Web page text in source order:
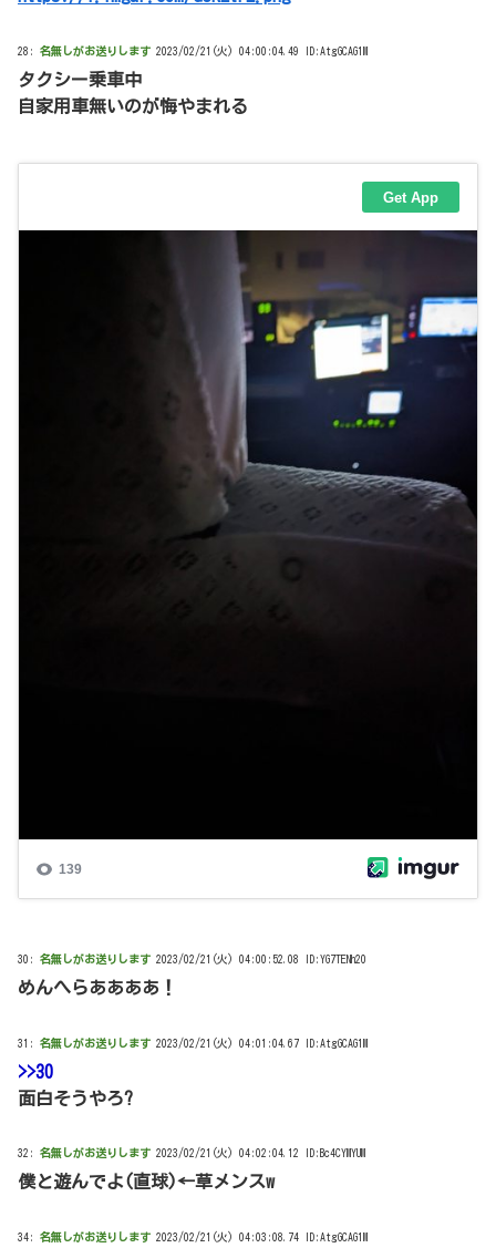
28: 名無しがお送りします 2023/02/21(火) 04:00:04.49 ID:AtgGCAG1M
タクシー乗車中
自家用車無いのが悔やまれる
30: 名無しがお送りします 2023/02/21(火) 04:00:52.08 ID:YG7TENh20
めんへらああああ！
31: 名無しがお送りします 2023/02/21(火) 04:01:04.67 ID:AtgGCAG1M
>>30
面白そうやろ?
32: 名無しがお送りします 2023/02/21(火) 04:02:04.12 ID:Bc4CYMYUM
僕と遊んでよ(直球)←草メンスw
34: 名無しがお送りします 2023/02/21(火) 04:03:08.74 ID:AtgGCAG1M